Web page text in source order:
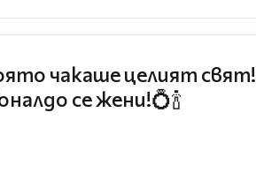
чакаше целият свят!
се жени!💍🍾